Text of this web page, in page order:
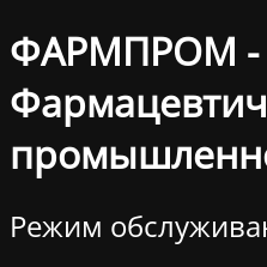
ФАРМПРОМ -
Режим